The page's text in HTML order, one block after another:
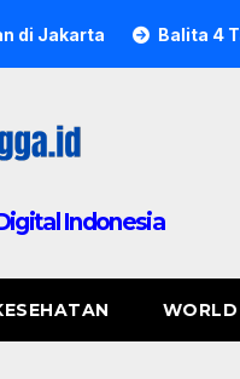
Balita 4 Tahun Tewas
Indonesia
WORLD